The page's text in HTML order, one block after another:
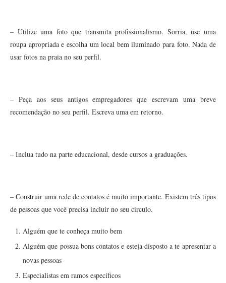
– Utilize uma foto que transmita profissionalismo. Sorria, use uma
roupa apropriada e escolha um local bem iluminado para foto. Nada de
usar fotos na praia no seu perfil.
– Peça aos seus antigos empregadores que escrevam uma breve
recomendação no seu perfil. Escreva uma em retorno.
– Inclua tudo na parte educacional, desde cursos a graduações.
– Construir uma rede de contatos é muito importante. Existem três tipos
de pessoas que você precisa incluir no seu círculo.
Alguém que te conheça muito bem
Alguém que possua bons contatos e esteja disposto a te apresentar a
novas pessoas
Especialistas em ramos específicos